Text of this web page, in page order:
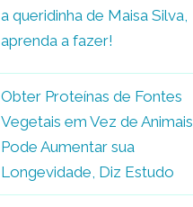
a queridinha de Maisa Silva,
aprenda a fazer!
Obter Proteínas de Fontes
Vegetais em Vez de Animais
Pode Aumentar sua
Longevidade, Diz Estudo